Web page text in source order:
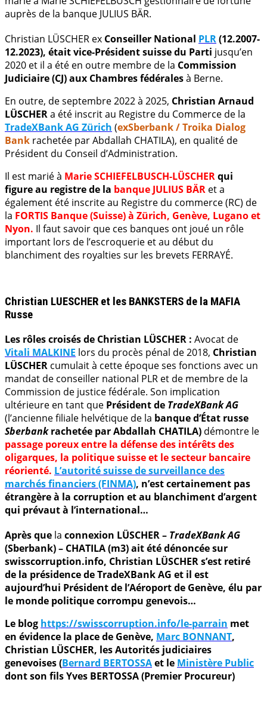
auprès de la banque JULIUS BÄR.
Christian LÜSCHER ex Conseiller National PLR(12.2007-
12.2023), était vice-Président suisse du Parti jusqu’en
2020 et il a été en outre membre de la Commission
Judiciaire (CJ) aux Chambres fédéralesà Berne.
En outre, de septembre 2022 à 2025, Christian Arnaud
LÜSCHERa été inscrit au Registre du Commerce de la
TradeXBank AG Zürich (exSberbank / Troika Dialog
Bank rachetée par Abdallah CHATILA), en qualité de
Président du Conseil d’Administration.
Il est marié à Marie SCHIEFELBUSCH-LÜSCHERqui
figure au registre de la banque JULIUS BÄR et a
également été inscrite au Registre du commerce (RC) de
la FORTIS Banque (Suisse) à Zürich, Genève, Lugano et
Nyon. Il faut savoir que ces banques ont joué un rôle
important lors de l’escroquerie et au début du
blanchiment des royalties sur les brevets FERRAYÉ.
Christian LUESCHER et les BANKSTERS de la MAFIA
Russe
Les rôles croisés de Christian LÜSCHER : Avocat de
Vitali MALKINE lors du procès pénal de 2018, Christian
LÜSCHER cumulait à cette époque ses fonctions avec un
mandat de conseiller national PLR et de membre de la
Commission de justice fédérale. Son implication
ultérieure en tant que Président de TradeXBank AG
(l’ancienne filiale helvétique de la banque d’État russe
Sberbank rachetée par Abdallah CHATILA) démontre le
passage poreux entre la défense des intérêts des
oligarques, la politique suisse et le secteur bancaire
réorienté. L’autorité suisse de surveillance des
marchés financiers (FINMA), n’est certainement pas
étrangère à la corruption et au blanchiment d’argent
qui prévaut à l’international…
Après que la connexion LÜSCHER– TradeXBank AG
(Sberbank) – CHATILA (m3) ait été dénoncée sur
swisscorruption.info, Christian LÜSCHER s’est retiré
de la présidence de TradeXBank AG et il est
aujourd’hui Président de l’Aéroport de Genève, élu par
le monde politique corrompu genevois…
Le blog https://swisscorruption.info/le-parrain met
en évidence la place de Genève, Marc BONNANT,
Christian LÜSCHER, les Autorités judiciaires
genevoises (Bernard BERTOSSAet le Ministère Public
dont son fils Yves BERTOSSA (Premier Procureur)